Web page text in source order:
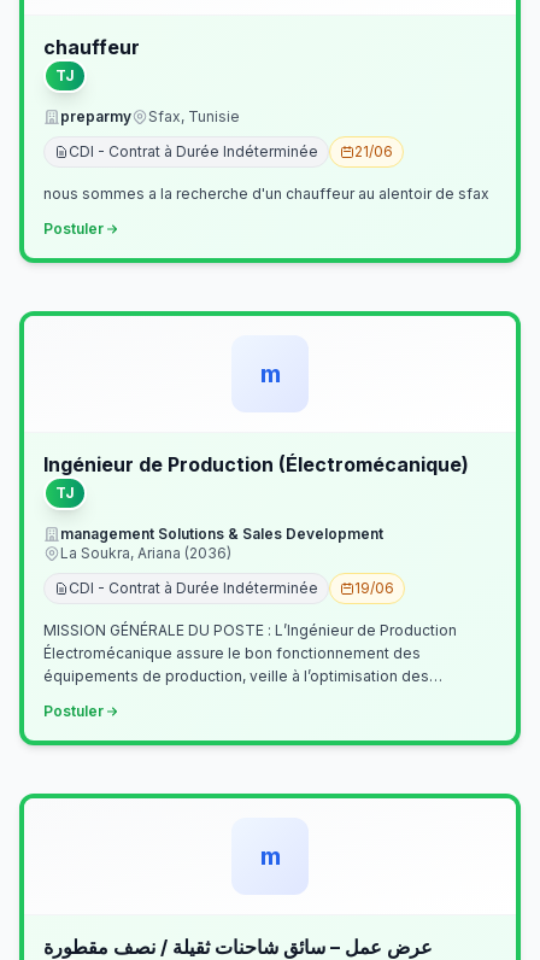
chauffeur
TJ
preparmy
Sfax, Tunisie
CDI - Contrat à Durée Indéterminée
21/06
nous sommes a la recherche d'un chauffeur au alentoir de sfax
Postuler
m
Ingénieur de Production (Électromécanique)
TJ
management Solutions & Sales Development
La Soukra, Ariana (2036)
CDI - Contrat à Durée Indéterminée
19/06
MISSION GÉNÉRALE DU POSTE : L’Ingénieur de Production
Électromécanique assure le bon fonctionnement des
équipements de production, veille à l’optimisation des
Postuler
m
عرض عمل – سائق شاحنات ثقيلة / نصف مقطورة